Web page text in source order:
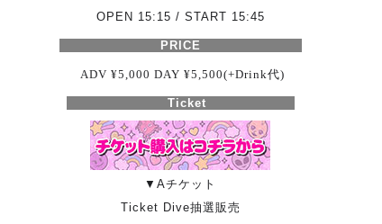
OPEN 15:15 / START 15:45
PRICE
ADV ¥5,000 DAY ¥5,500(+Drink代)
Ticket
▼Aチケット
Ticket Dive抽選販売